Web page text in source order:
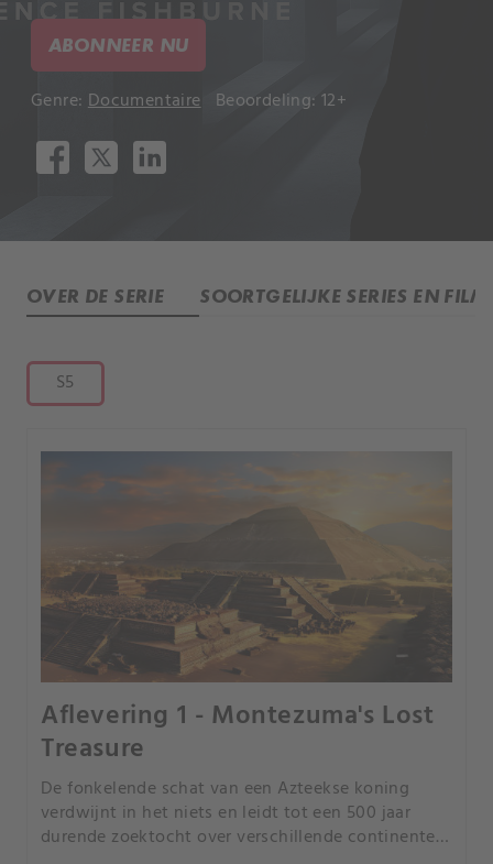
ABONNEER NU
Genre: Documentaire Beoordeling: 12+
OVER DE SERIE SOORTGELIJKE SERIES EN
S5
Aflevering 1 - Montezuma's Lost
Treasure
De fonkelende schat van een Azteekse koning
verdwijnt in het niets en leidt tot een 500 jaar
durende zoektocht over verschillende continenten.